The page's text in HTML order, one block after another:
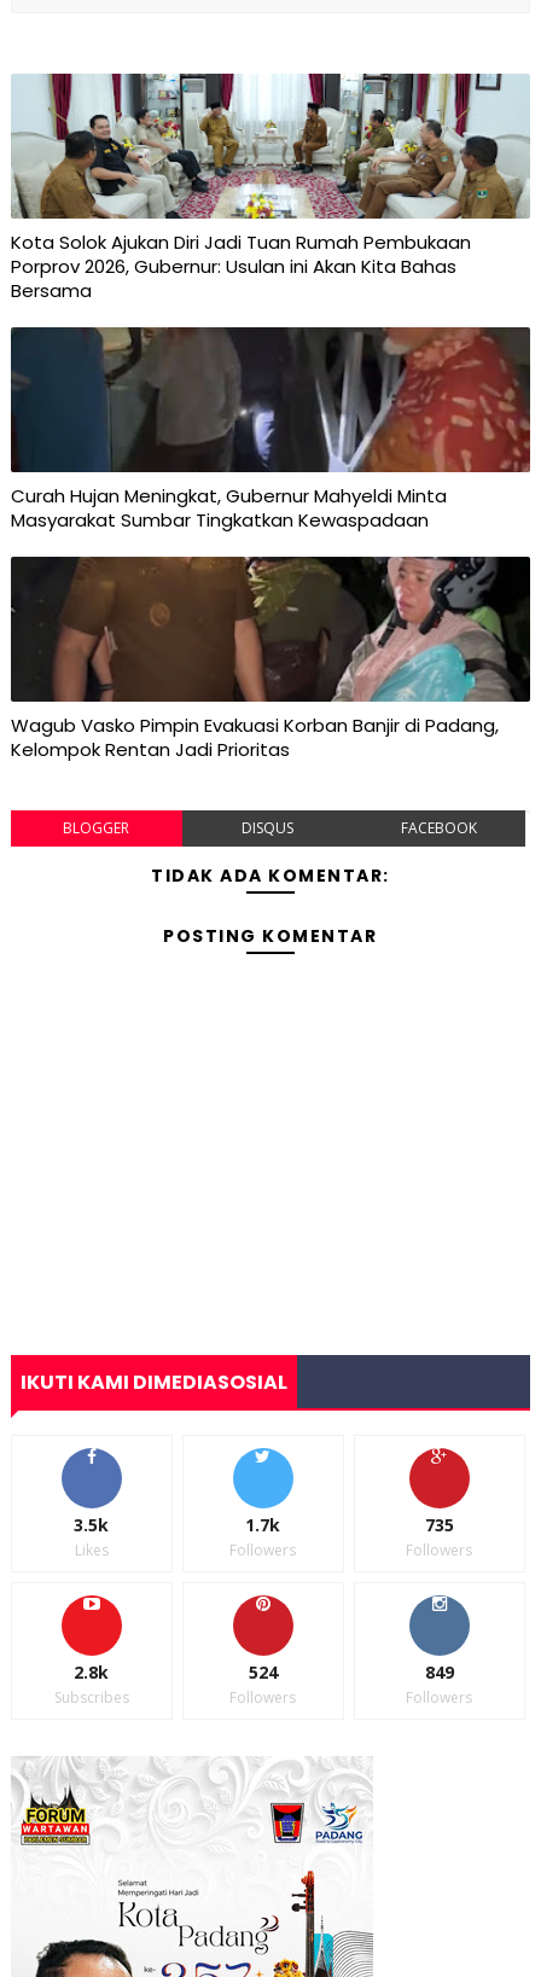
Kota Solok Ajukan Diri Jadi Tuan Rumah Pembukaan
Porprov 2026, Gubernur: Usulan ini Akan Kita Bahas
Bersama
Curah Hujan Meningkat, Gubernur Mahyeldi Minta
Masyarakat Sumbar Tingkatkan Kewaspadaan
Wagub Vasko Pimpin Evakuasi Korban Banjir di Padang,
Kelompok Rentan Jadi Prioritas
BLOGGER DISQUS FACEBOOK
TIDAK ADA KOMENTAR:
POSTING KOMENTAR
IKUTI KAMI DIMEDIASOSIAL
3.5k
Likes
1.7k
Followers
735
Followers
2.8k
Subscribes
524
Followers
849
Followers